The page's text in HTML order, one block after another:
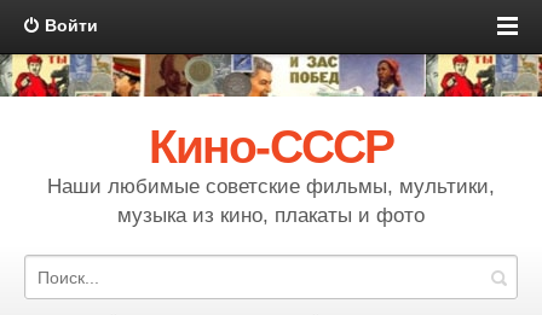
Войти
Кино-СССР
Наши любимые советские фильмы, мультики,
музыка из кино, плакаты и фото